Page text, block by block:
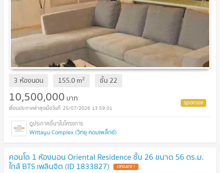
3 ห้องนอน 155.0m2 ชั้น 22
10,500,000 บาท
25/07/2026 13:59:01
Wittayu Complex (วิทยุ คอมเพล็กซ์)
คอนโด 1 ห้องนอน Oriental Residence ชั้น 26 ขนาด 56 ตร.ม.
ใกล้ BTS เพลินจิต (ID 1833827)